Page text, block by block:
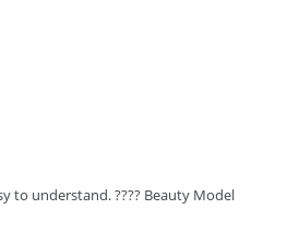
to understand. ???? Beauty Model